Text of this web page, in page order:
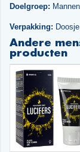
Doelgroep:
Verpakking:
Andere
producten